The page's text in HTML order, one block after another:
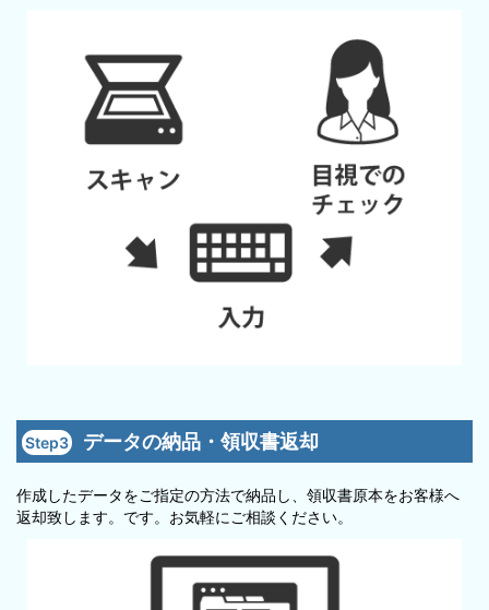
Step3 データの納品・領収書返却
作成したデータをご指定の方法で納品し、領収書原本をお客様へ
返却致します。 です。お気軽にご相談ください。